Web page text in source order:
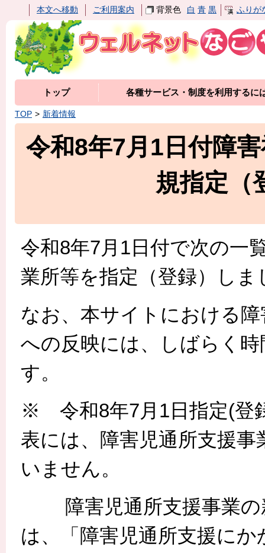
本文へ移動 ご利用案内 背景色 白 青 黒 ふりが
トップ 各種サービス・制度を利用するに
TOP 新着情報
令和8年7月1日付障
規指定（
令和8年7月1日付で次の一
業所等を指定（登録）し
なお、本サイトにおける
への反映には、しばらく
す。
※ 令和8年7月1日指定(登
表には、障害児通所支援
いません。
障害児通所支援事業の
は、「障害児通所支援に